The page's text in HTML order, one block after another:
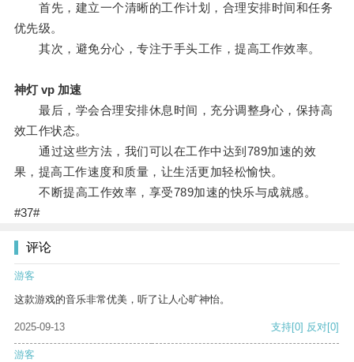
首先，建立一个清晰的工作计划，合理安排时间和任务
优先级。
其次，避免分心，专注于手头工作，提高工作效率。
神灯 vp 加速
最后，学会合理安排休息时间，充分调整身心，保持高
效工作状态。
通过这些方法，我们可以在工作中达到789加速的效
果，提高工作速度和质量，让生活更加轻松愉快。
不断提高工作效率，享受789加速的快乐与成就感。
#37#
评论
游客
这款游戏的音乐非常优美，听了让人心旷神怡。
2025-09-13 支持[0] 反对[0]
游客